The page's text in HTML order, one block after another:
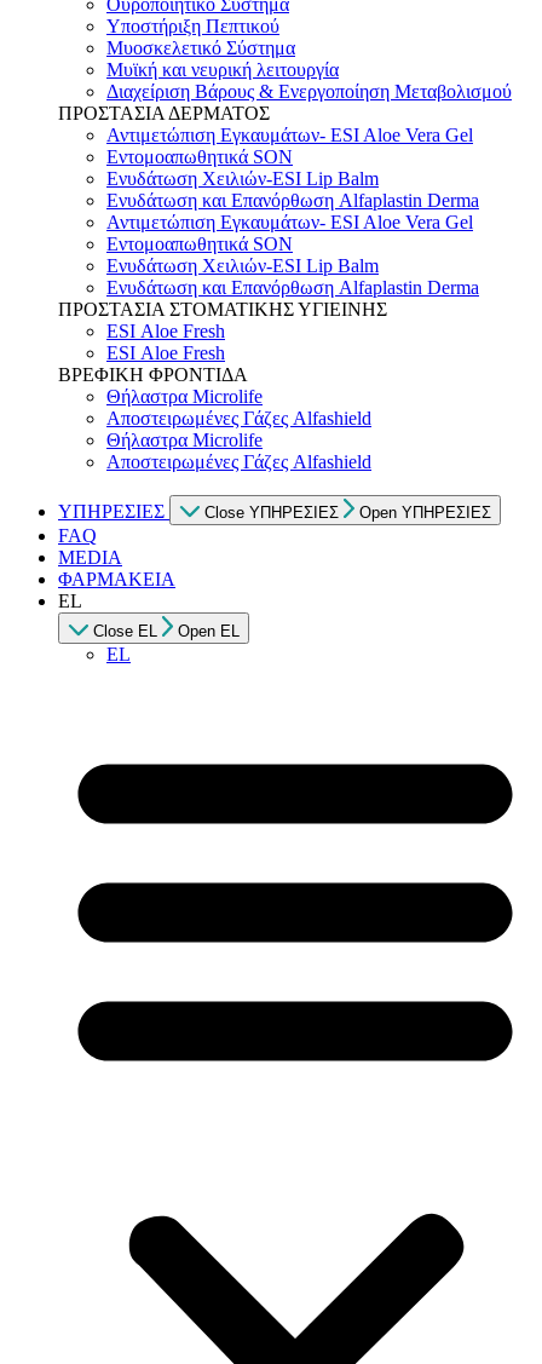
Ουροποιητικό Σύστημα
Υποστήριξη Πεπτικού
Μυοσκελετικό Σύστημα
Μυϊκή και νευρική λειτουργία
Διαχείριση Βάρους & Ενεργοποίηση Μεταβολισμού
ΠΡΟΣΤΑΣΙΑ ΔΕΡΜΑΤΟΣ
Αντιμετώπιση Εγκαυμάτων- ESI Aloe Vera Gel
Εντομοαπωθητικά SON
Ενυδάτωση Χειλιών-ESI Lip Balm
Ενυδάτωση και Επανόρθωση Alfaplastin Derma
Αντιμετώπιση Εγκαυμάτων- ESI Aloe Vera Gel
Εντομοαπωθητικά SON
Ενυδάτωση Χειλιών-ESI Lip Balm
Ενυδάτωση και Επανόρθωση Alfaplastin Derma
ΠΡΟΣΤΑΣΙΑ ΣΤΟΜΑΤΙΚΗΣ ΥΓΙΕΙΝΗΣ
ESI Αloe Fresh
ESI Αloe Fresh
ΒΡΕΦΙΚΗ ΦΡΟΝΤΙΔΑ
Θήλαστρα Microlife
Αποστειρωμένες Γάζες Alfashield
Θήλαστρα Microlife
Αποστειρωμένες Γάζες Alfashield
ΥΠΗΡΕΣΙΕΣ Close ΥΠΗΡΕΣΙΕΣ Open ΥΠΗΡΕΣΙΕΣ
FAQ
MEDIA
ΦΑΡΜΑΚΕΙΑ
EL
Close EL Open EL
EL